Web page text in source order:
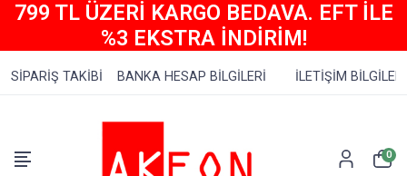
799 TL ÜZERİ KARGO BEDAVA. EFT İLE
%3 EKSTRA İNDİRİM!
SİPARİŞ TAKİBİ BANKA HESAP BİLGİLERİ İLETİŞİM BİLGİLERİ
0